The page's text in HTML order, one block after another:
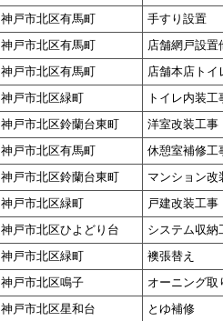
神戸市北区有馬町
手すり設置
神戸市北区有馬町
店舗網戸設置
神戸市北区有馬町
店舗本店トイ
神戸市北区緑町
トイレ内装工
神戸市北区鈴蘭台東町
洋室改装工事
神戸市北区有馬町
休憩室補修工
神戸市北区鈴蘭台東町
マンション改
神戸市北区緑町
戸建改装工事
神戸市北区ひよどり台
システム収納
神戸市北区緑町
襖張替え
神戸市北区鳴子
オーニング取
神戸市北区星和台
とゆ補修